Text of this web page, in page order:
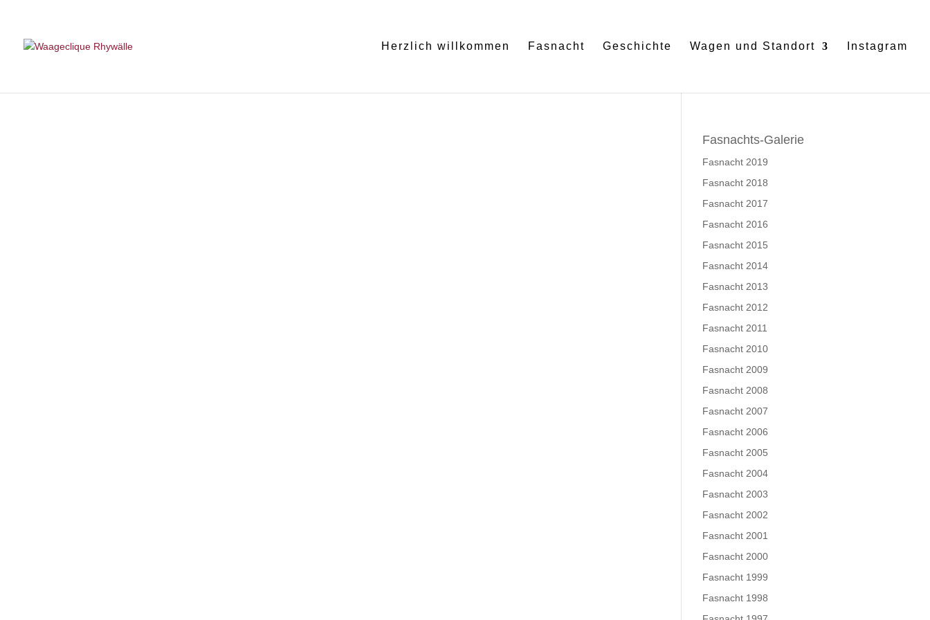
Herzlich willkommen Fasnacht Geschichte Wagen und Standort Instagram
Fasnachts-Galerie
Fasnacht 2019
Fasnacht 2018
Fasnacht 2017
Fasnacht 2016
Fasnacht 2015
Fasnacht 2014
Fasnacht 2013
Fasnacht 2012
Fasnacht 2011
Fasnacht 2010
Fasnacht 2009
Fasnacht 2008
Fasnacht 2007
Fasnacht 2006
Fasnacht 2005
Fasnacht 2004
Fasnacht 2003
Fasnacht 2002
Fasnacht 2001
Fasnacht 2000
Fasnacht 1999
Fasnacht 1998